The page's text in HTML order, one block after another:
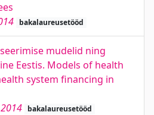
bakalaureusetööd
mudelid ning
Eestis. Models of health
system financing in
bakalaureusetööd